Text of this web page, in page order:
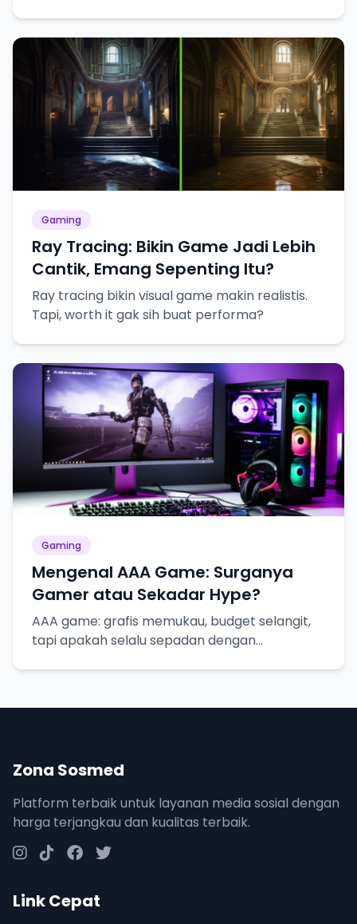
Gaming
Ray Tracing: Bikin Game Jadi Lebih
Cantik, Emang Sepenting Itu?
Ray tracing bikin visual game makin realistis.
Tapi, worth it gak sih buat performa?
Gaming
Mengenal AAA Game: Surganya
Gamer atau Sekadar Hype?
AAA game: grafis memukau, budget selangit,
tapi apakah selalu sepadan dengan
Zona Sosmed
Platform terbaik untuk layanan media sosial dengan
harga terjangkau dan kualitas terbaik.
Link Cepat